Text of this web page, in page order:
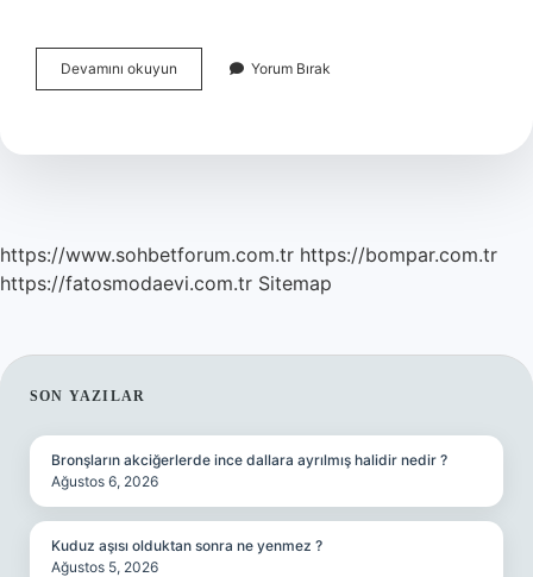
Devamını okuyun Karşılaştırmalı
Dilbilim
Yorum Bırak
https://www.sohbetforum.com.tr https://bompar.com.tr
https://fatosmodaevi.com.tr Sitemap
SIDEBAR
SON YAZILAR
Bronşların akciğerlerde ince dallara ayrılmış halidir nedir ?
Ağustos 6, 2026
Kuduz aşısı olduktan sonra ne yenmez ?
Ağustos 5, 2026